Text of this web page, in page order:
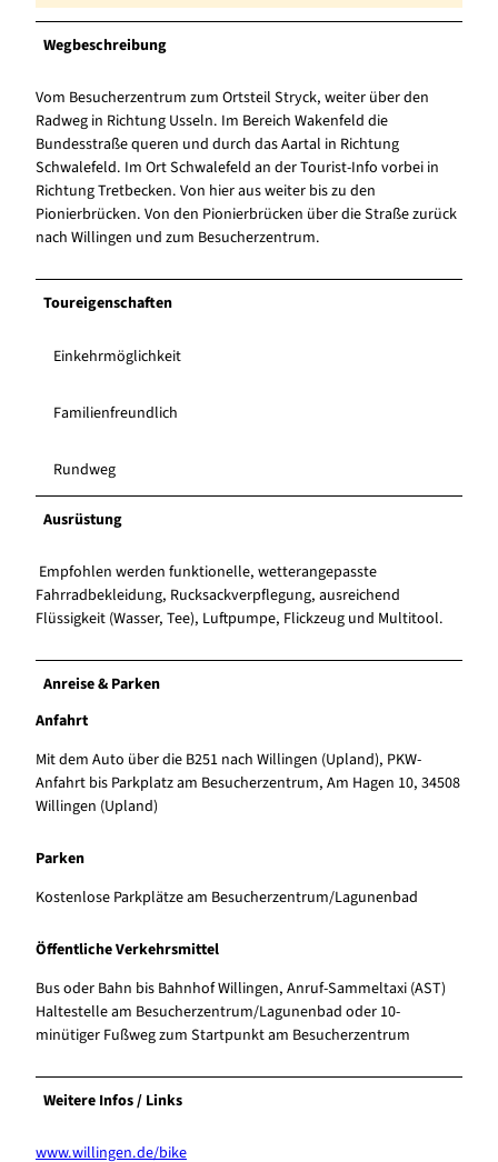
Wegbeschreibung
Vom Besucherzentrum zum Ortsteil Stryck, weiter über den
Radweg in Richtung Usseln. Im Bereich Wakenfeld die
Bundesstraße queren und durch das Aartal in Richtung
Schwalefeld. Im Ort Schwalefeld an der Tourist-Info vorbei in
Richtung Tretbecken. Von hier aus weiter bis zu den
Pionierbrücken. Von den Pionierbrücken über die Straße zurück
nach Willingen und zum Besucherzentrum.
Toureigenschaften
Einkehrmöglichkeit
Familienfreundlich
Rundweg
Ausrüstung
Empfohlen werden funktionelle, wetterangepasste
Fahrradbekleidung, Rucksackverpflegung, ausreichend
Flüssigkeit (Wasser, Tee), Luftpumpe, Flickzeug und Multitool.
Anreise & Parken
Anfahrt
Mit dem Auto über die B251 nach Willingen (Upland), PKW-
Anfahrt bis Parkplatz am Besucherzentrum, Am Hagen 10, 34508
Willingen (Upland)
Parken
Kostenlose Parkplätze am Besucherzentrum/Lagunenbad
Öffentliche Verkehrsmittel
Bus oder Bahn bis Bahnhof Willingen, Anruf-Sammeltaxi (AST)
Haltestelle am Besucherzentrum/Lagunenbad oder 10-
minütiger Fußweg zum Startpunkt am Besucherzentrum
Weitere Infos / Links
www.willingen.de/bike